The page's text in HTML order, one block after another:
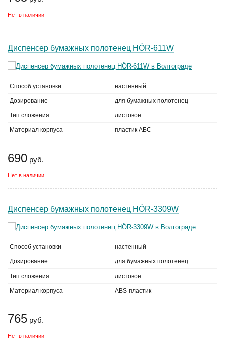
Нет в наличии
Диспенсер бумажных полотенец HÖR-611W
Способ установки настенный
Дозирование для бумажных полотенец
Тип сложения листовое
Материал корпуса пластик АБС
690 руб.
Нет в наличии
Диспенсер бумажных полотенец HÖR-3309W
Способ установки настенный
Дозирование для бумажных полотенец
Тип сложения листовое
Материал корпуса ABS-пластик
765 руб.
Нет в наличии